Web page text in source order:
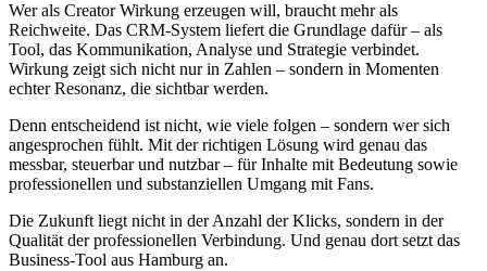
Wer als Creator Wirkung erzeugen will, braucht mehr als
Reichweite. Das CRM-System liefert die Grundlage dafür – als
Tool, das Kommunikation, Analyse und Strategie verbindet.
Wirkung zeigt sich nicht nur in Zahlen – sondern in Momenten
echter Resonanz, die sichtbar werden.
Denn entscheidend ist nicht, wie viele folgen – sondern wer sich
angesprochen fühlt. Mit der richtigen Lösung wird genau das
messbar, steuerbar und nutzbar – für Inhalte mit Bedeutung sowie
professionellen und substanziellen Umgang mit Fans.
Die Zukunft liegt nicht in der Anzahl der Klicks, sondern in der
Qualität der professionellen Verbindung. Und genau dort setzt das
Business-Tool aus Hamburg an.